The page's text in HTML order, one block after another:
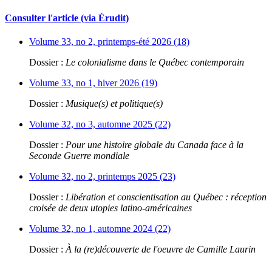
Consulter l'article (via Érudit)
Volume 33, no 2, printemps-été 2026 (18)
Dossier : Le colonialisme dans le Québec contemporain
Volume 33, no 1, hiver 2026 (19)
Dossier : Musique(s) et politique(s)
Volume 32, no 3, automne 2025 (22)
Dossier : Pour une histoire globale du Canada face à la
Seconde Guerre mondiale
Volume 32, no 2, printemps 2025 (23)
Dossier : Libération et conscientisation au Québec : réception
croisée de deux utopies latino-américaines
Volume 32, no 1, automne 2024 (22)
Dossier : À la (re)découverte de l'oeuvre de Camille Laurin